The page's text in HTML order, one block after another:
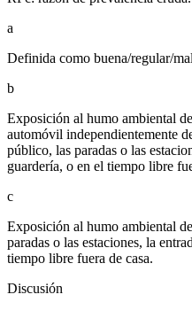
a
Definida como buena/regular/
b
Exposición al humo ambiental
automóvil independientemente
público, las paradas o las
guardería, o en el tiempo libre
c
Exposición al humo ambiental
paradas o las estaciones, la
tiempo libre fuera de casa.
Discusión